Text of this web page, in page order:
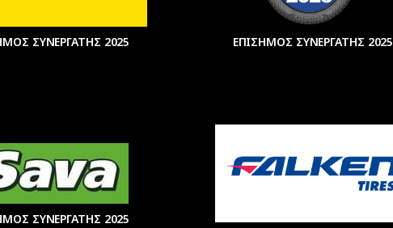
ΣΥΝΕΡΓΑΤΗΣ 2025
ΕΠΙΣΗΜΟΣ ΣΥΝΕΡΓΑΤΗΣ 2025
ΣΥΝΕΡΓΑΤΗΣ 2025